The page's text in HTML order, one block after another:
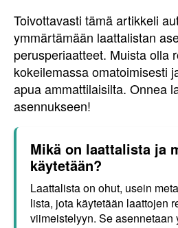
Toivottavasti tämä artikkeli
ymmärtämään laattalistan
perusperiaatteet. Muista olla
kokeilemassa omatoimisesti
apua ammattilaisilta. Onnea
asennukseen!
Mikä on laattalista ja
käytetään?
Laattalista on ohut, usein
lista, jota käytetään laattojen
viimeistelyyn. Se asennetaan